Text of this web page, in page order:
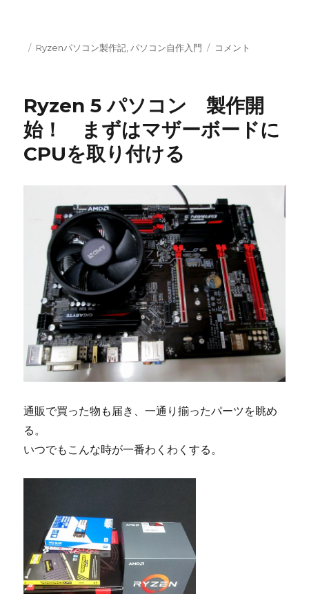
投 カ
ー
Ryzenパソコン製作記,パソコン自作入門
Ryzen
コ
ン
マ
ド
に
モ
リ
ー
と
SSD
に
コメント
Ryzen 5 パソコン 製作開
始！ まずはマザーボードに
CPUを取り付ける
通販で買った物も届き、一通り揃ったパーツを眺め
る。
いつでもこんな時が一番わくわくする。